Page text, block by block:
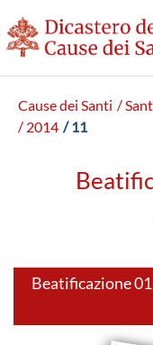
Cause dei Santi /
/ 2014 / 11
Beatificazione